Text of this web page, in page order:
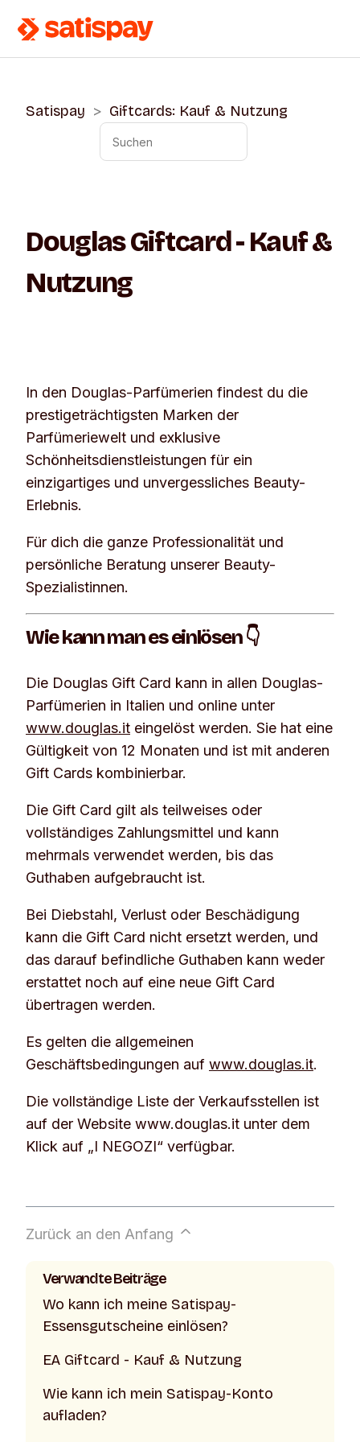
Satispay Giftcards: Kauf & Nutzung
Douglas Giftcard - Kauf &
Nutzung
In den Douglas-Parfümerien findest du die
prestigeträchtigsten Marken der
Parfümeriewelt und exklusive
Schönheitsdienstleistungen für ein
einzigartiges und unvergessliches Beauty-
Erlebnis.
Für dich die ganze Professionalität und
persönliche Beratung unserer Beauty-
Spezialistinnen.
Wie kann man es einlösen 👇
Die Douglas Gift Card kann in allen Douglas-
Parfümerien in Italien und online unter
www.douglas.it eingelöst werden. Sie hat eine
Gültigkeit von 12 Monaten und ist mit anderen
Gift Cards kombinierbar.
Die Gift Card gilt als teilweises oder
vollständiges Zahlungsmittel und kann
mehrmals verwendet werden, bis das
Guthaben aufgebraucht ist.
Bei Diebstahl, Verlust oder Beschädigung
kann die Gift Card nicht ersetzt werden, und
das darauf befindliche Guthaben kann weder
erstattet noch auf eine neue Gift Card
übertragen werden.
Es gelten die allgemeinen
Geschäftsbedingungen auf www.douglas.it.
Die vollständige Liste der Verkaufsstellen ist
auf der Website www.douglas.it unter dem
Klick auf „I NEGOZI“ verfügbar.
Zurück an den Anfang
Verwandte Beiträge
Wo kann ich meine Satispay-
Essensgutscheine einlösen?
EA Giftcard - Kauf & Nutzung
Wie kann ich mein Satispay-Konto
aufladen?